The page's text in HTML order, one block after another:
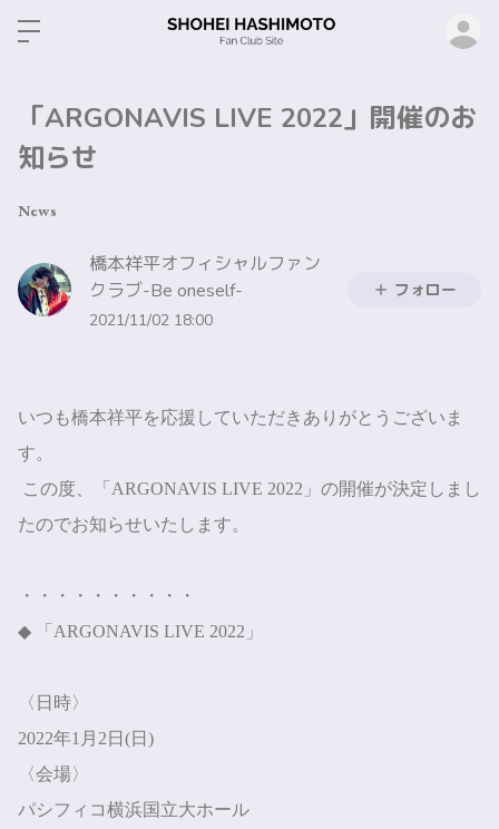
「ARGONAVIS LIVE 2022」開催のお
知らせ
News
橋本祥平オフィシャルファン
クラブ-Be oneself-
2021/11/02 18:00
フォロー
いつも橋本祥平を応援していただきありがとうございま
す。
この度、「 ARGONAVIS LIVE 2022」の開催が決定しまし
たのでお知らせいたします。
・・・・・・・・・・
◆ 「 ARGONAVIS LIVE 2022」
〈日時〉
2022年1 月 2 日 (日 )
〈会場〉
パシフィコ横浜国立大ホール